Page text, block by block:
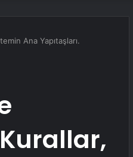
Ana Yapıtaşları.